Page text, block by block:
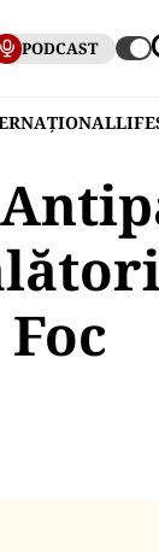
PODCAST